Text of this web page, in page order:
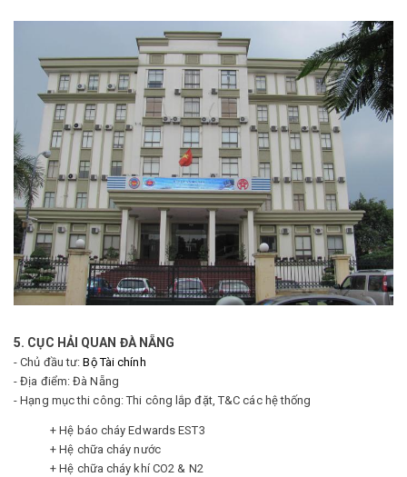
5. CỤC HẢI QUAN ĐÀ NẴNG
- Chủ đầu tư:Bộ Tài chính
- Địa điểm: Đà Nẵng
- Hạng mục thi công: Thi công lắp đặt, T&C các hệ thống
+ Hệ báo cháy Edwards EST3
+ Hệ chữa cháy nước
+ Hệ chữa cháy khí CO2 & N2